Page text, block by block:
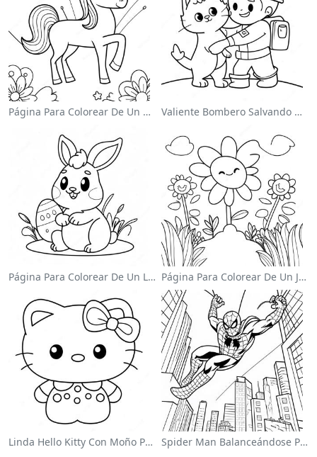
Página Para Colorear De Un Unicornio Mágico En Un Arcoíris Valiente Bombero Salvando Un Gato Para Colorear
Página Para Colorear De Un Lindo Conejo De Pascua Página Para Colorear De Un Jardín De Flores Coloridas
Linda Hello Kitty Con Moño Para Colorear Spider Man Balanceándose Por La Ciudad Para Colorear